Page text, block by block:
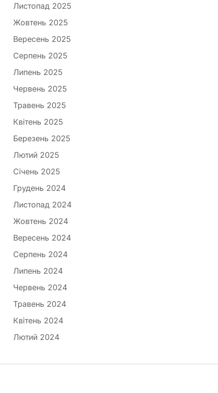
Листопад 2025
Жовтень 2025
Вересень 2025
Серпень 2025
Липень 2025
Червень 2025
Травень 2025
Квітень 2025
Березень 2025
Лютий 2025
Січень 2025
Грудень 2024
Листопад 2024
Жовтень 2024
Вересень 2024
Серпень 2024
Липень 2024
Червень 2024
Травень 2024
Квітень 2024
Лютий 2024